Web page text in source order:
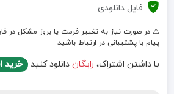
فایل دانلودی
⚠️ در صورت نیاز به تغییر فرمت یا بروز مشکل در
پیام با پشتیبانی در ارتباط باشید
با داشتن اشتراک، رایگان دانلود کنید خرید